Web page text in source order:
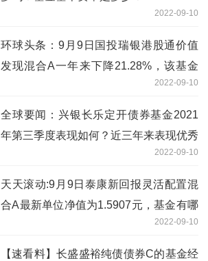
2022-09-10
环球头条：9月9日国投瑞银港股通价值
发现混合A一年来下降21.28%，该基金
2022-09-10
全球要闻：兴银长乐定开债券基金2021
年第三季度表现如何？近三年来表现优秀
2022-09-10
天天滚动:9月9日泰康新回报灵活配置混
合A最新单位净值为1.5907元，基金有哪
2022-09-10
【速看料】长盛盛裕纯债债券C的基金经